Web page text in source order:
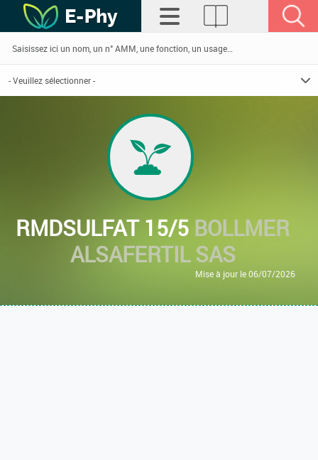
RMDSULFAT 15/5 BOLLMER
ALSAFERTIL SAS
Mise à jour le 06/07/2026